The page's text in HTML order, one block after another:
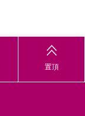
置頂